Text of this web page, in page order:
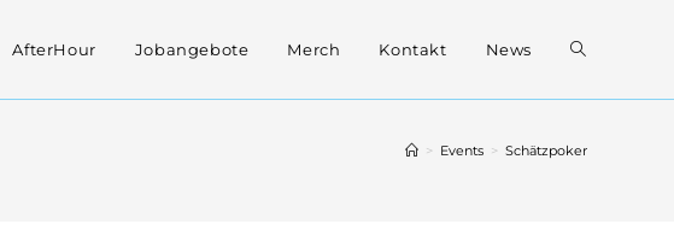
AfterHour Jobangebote Merch Kontakt News Website-
Suche
> Events > Schätzpoker